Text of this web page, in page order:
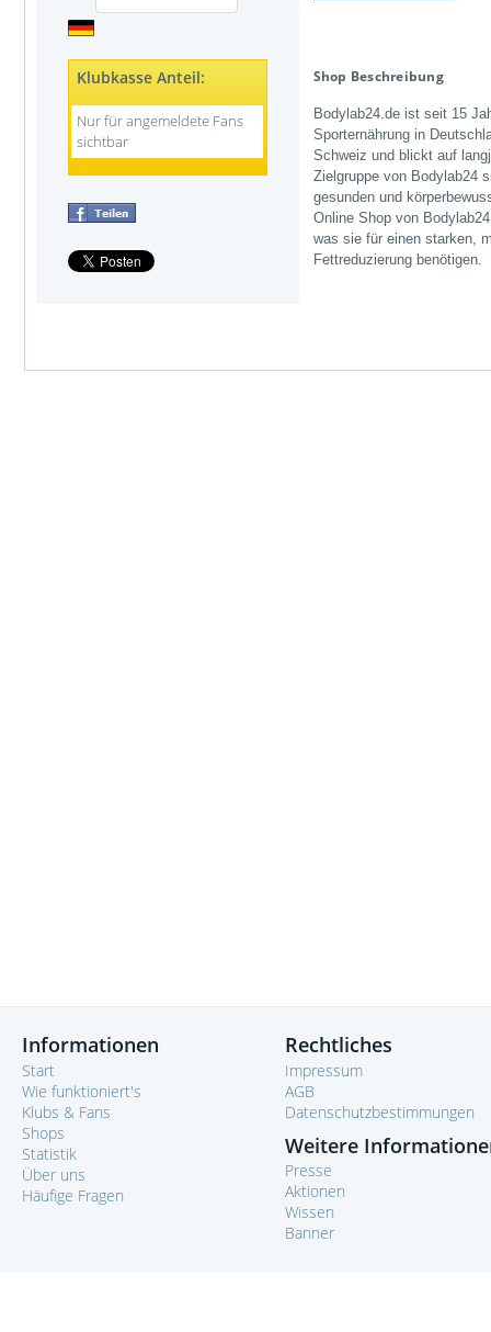
Klubkasse Anteil:
Nur für angemeldete Fans
sichtbar
Shop Beschreibung
Bodylab24.de ist seit 15
Sporternährung in
Schweiz und blickt auf
Zielgruppe von Bodylab24
gesunden und
Online Shop von
was sie für einen starken,
Fettreduzierung benötigen.
Informationen
Start
Wie funktioniert's
Klubs & Fans
Shops
Statistik
Über uns
Häufige Fragen
Rechtliches
Impressum
AGB
Datenschutzbestimmungen
Weitere
Presse
Aktionen
Wissen
Banner